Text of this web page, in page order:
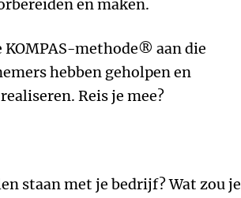
en maken.
KOMPAS-methode® aan die
hebben geholpen en
Reis je mee?
staan met je bedrijf? Wat zou je